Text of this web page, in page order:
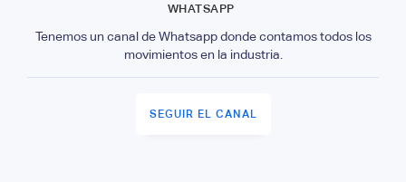
WHATSAPP
Tenemos un canal de Whatsapp donde contamos todos los
movimientos en la industria.
SEGUIR EL CANAL